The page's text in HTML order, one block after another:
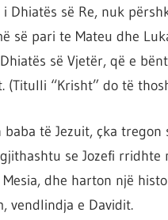
Dhiatës së Re, nuk
së pari te Mateu dhe
së Vjetër, që e
“Krisht” do të
baba të Jezuit, çka
se Jozefi
dhe harton një
vendlindja e Davidit.